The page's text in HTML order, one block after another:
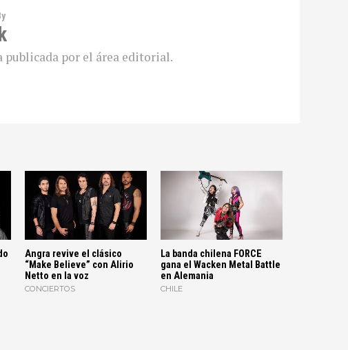
publicada por el área editorial.
Angra revive el clásico
“Make Believe” con Alirio
Netto en la voz
CONCIERTOS
La banda chilena FORCE
gana el Wacken Metal Battle
en Alemania
CHILE